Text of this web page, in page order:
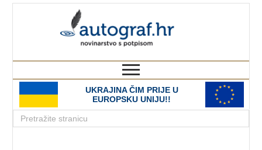
UKRAJINA ČIM PRIJE U
EUROPSKU UNIJU!!